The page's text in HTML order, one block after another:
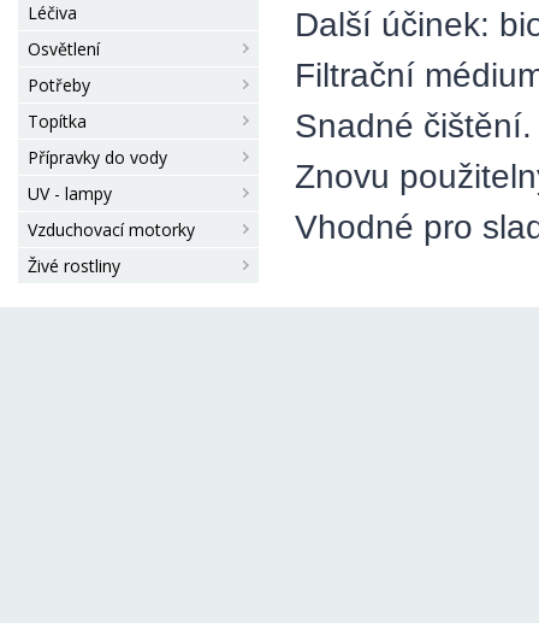
Léčiva
Osvětlení
Potřeby
Topítka
Přípravky do vody
UV - lampy
Vzduchovací motorky
Živé rostliny
Další účinek:
Filtrační
Snadné čištění.
Znovu
Vhodné pro